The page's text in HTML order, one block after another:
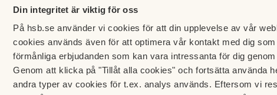
Din integritet är viktig för oss
På hsb.se använder vi cookies för att din upplevelse av vår
cookies används även för att optimera vår kontakt med dig
förmånliga erbjudanden som kan vara intressanta för dig
Genom att klicka på "Tillåt alla cookies" och fortsätta använda
andra typer av cookies för t.ex. analys används. Eftersom vi